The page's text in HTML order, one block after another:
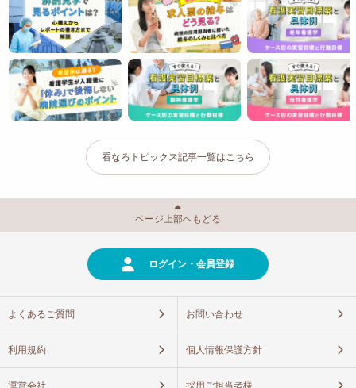
看なろトピックス記事一覧はこちら
ページ上部へもどる
ログイン・会員登録
よくあるご質問 お問い合わせ
利用規約 個人情報保護方針
運営会社 採用ご担当者様